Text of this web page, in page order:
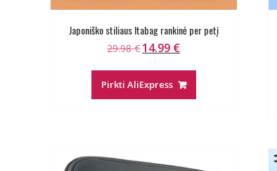
Japoniško stiliaus Itabag rankinė per petį
29.98€ Original
29.98 €.
14.99 €Current
14.99 €.
Pirkti AliExpress